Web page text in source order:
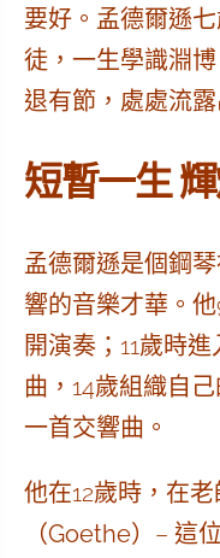
要好。 孟德爾遜
徒，一生學識淵
退有節，處處流
短暫一生
孟德爾遜是個鋼
響的音樂才華。
開演奏；11歲時
曲，14歲組織自
一首交響曲。
他在12歲時，在
（Goethe）– 這